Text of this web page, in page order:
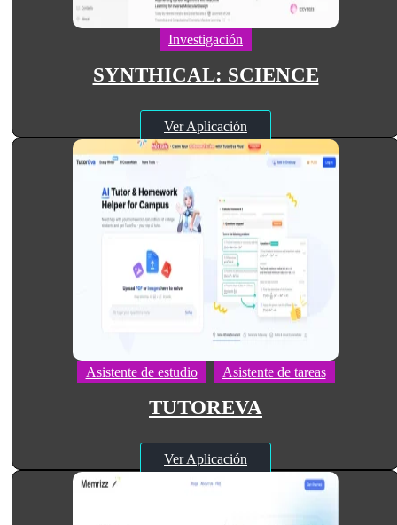
Investigación
SYNTHICAL: SCIENCE
Ver Aplicación
Asistente de estudio Asistente de tareas
TUTOREVA
Ver Aplicación